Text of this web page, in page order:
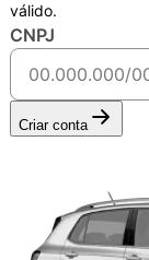
válido.
CNPJ
Criar conta